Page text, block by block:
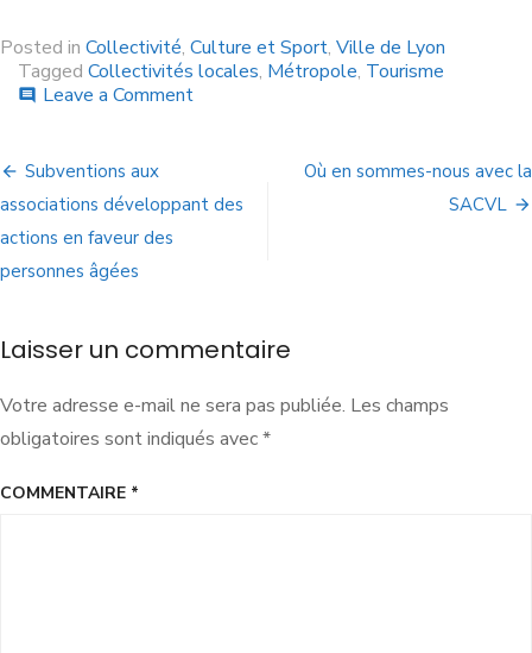
Posted in Collectivité, Culture et Sport, Ville de Lyon
Tagged Collectivités locales, Métropole, Tourisme
comment Leave a Comment
Subventions aux
associations développant des
actions en faveur des
personnes âgées
Où en sommes-nous avec la
SACVL
Laisser un commentaire
Votre adresse e-mail ne sera pas publiée. Les champs
obligatoires sont indiqués avec*
COMMENTAIRE *